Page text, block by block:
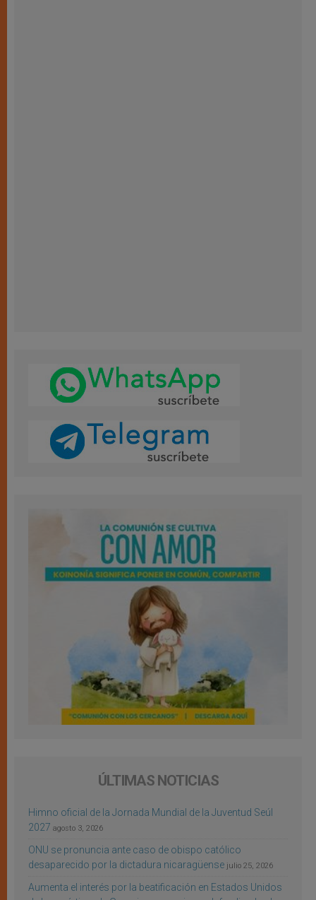
ÚLTIMAS NOTICIAS
Himno oficial de la Jornada Mundial de la Juventud Seúl
2027 agosto 3, 2026
ONU se pronuncia ante caso de obispo católico
desaparecido por la dictadura nicaragüense julio 25, 2026
Aumenta el interés por la beatificación en Estados Unidos